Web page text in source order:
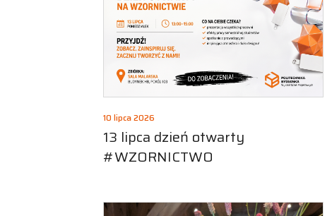
10 lipca 2026
13 lipca dzień otwarty
#WZORNICTWO